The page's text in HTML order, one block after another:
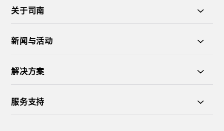
关于司南
新闻与活动
解决方案
服务支持